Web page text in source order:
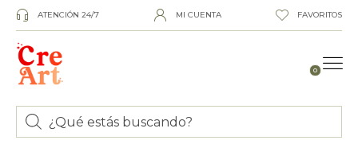
ATENCIÓN 24/7 MI CUENTA FAVORITOS
0